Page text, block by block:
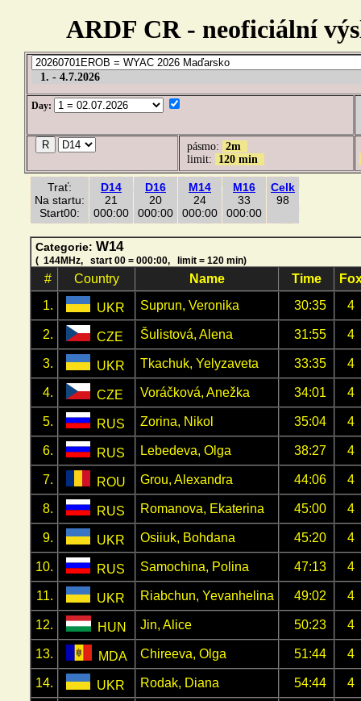
ARDF CR - neoficiální
1. - 4.7.2026
Day:
pásmo: 2m
limit:
120 min
Trať:
Na startu:
Start00:
D14
21
000:00
D16
20
000:00
M14
24
000:00
M16
33
000:00
Celk
98
Categorie: W14
( 144MHz, start 00 = 000:00, limit = 120 min)
# Country Name Time
1.
UKR Suprun, Veronika 30:35 4
2. CZE Šulistová, Alena 31:55 4
3. UKR Tkachuk, Yelyzaveta 33:35 4
4. CZE Voráčková, Anežka 34:01 4
5. RUS Zorina, Nikol 35:04 4
6. RUS Lebedeva, Olga 38:27 4
7. ROU Grou, Alexandra 44:06 4
8. RUS Romanova, Ekaterina 45:00 4
9. UKR Osiiuk, Bohdana 45:20 4
10. RUS Samochina, Polina 47:13 4
11. UKR Riabchun, Yevanhelina 49:02 4
12. HUN Jin, Alice 50:23 4
13. MDA Chireeva, Olga 51:44 4
14. UKR Rodak, Diana 54:44 4